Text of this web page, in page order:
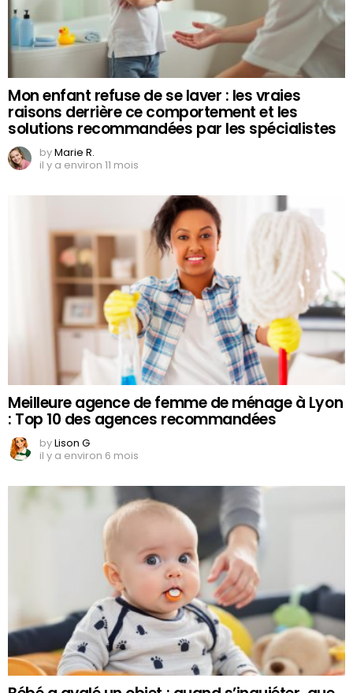
Mon enfant refuse de se laver : les vraies
raisons derrière ce comportement et les
solutions recommandées par les spécialistes
byMarie R.
il y a environ 11 mois
Meilleure agence de femme de ménage à Lyon
: Top 10 des agences recommandées
byLison G
il y a environ 6 mois